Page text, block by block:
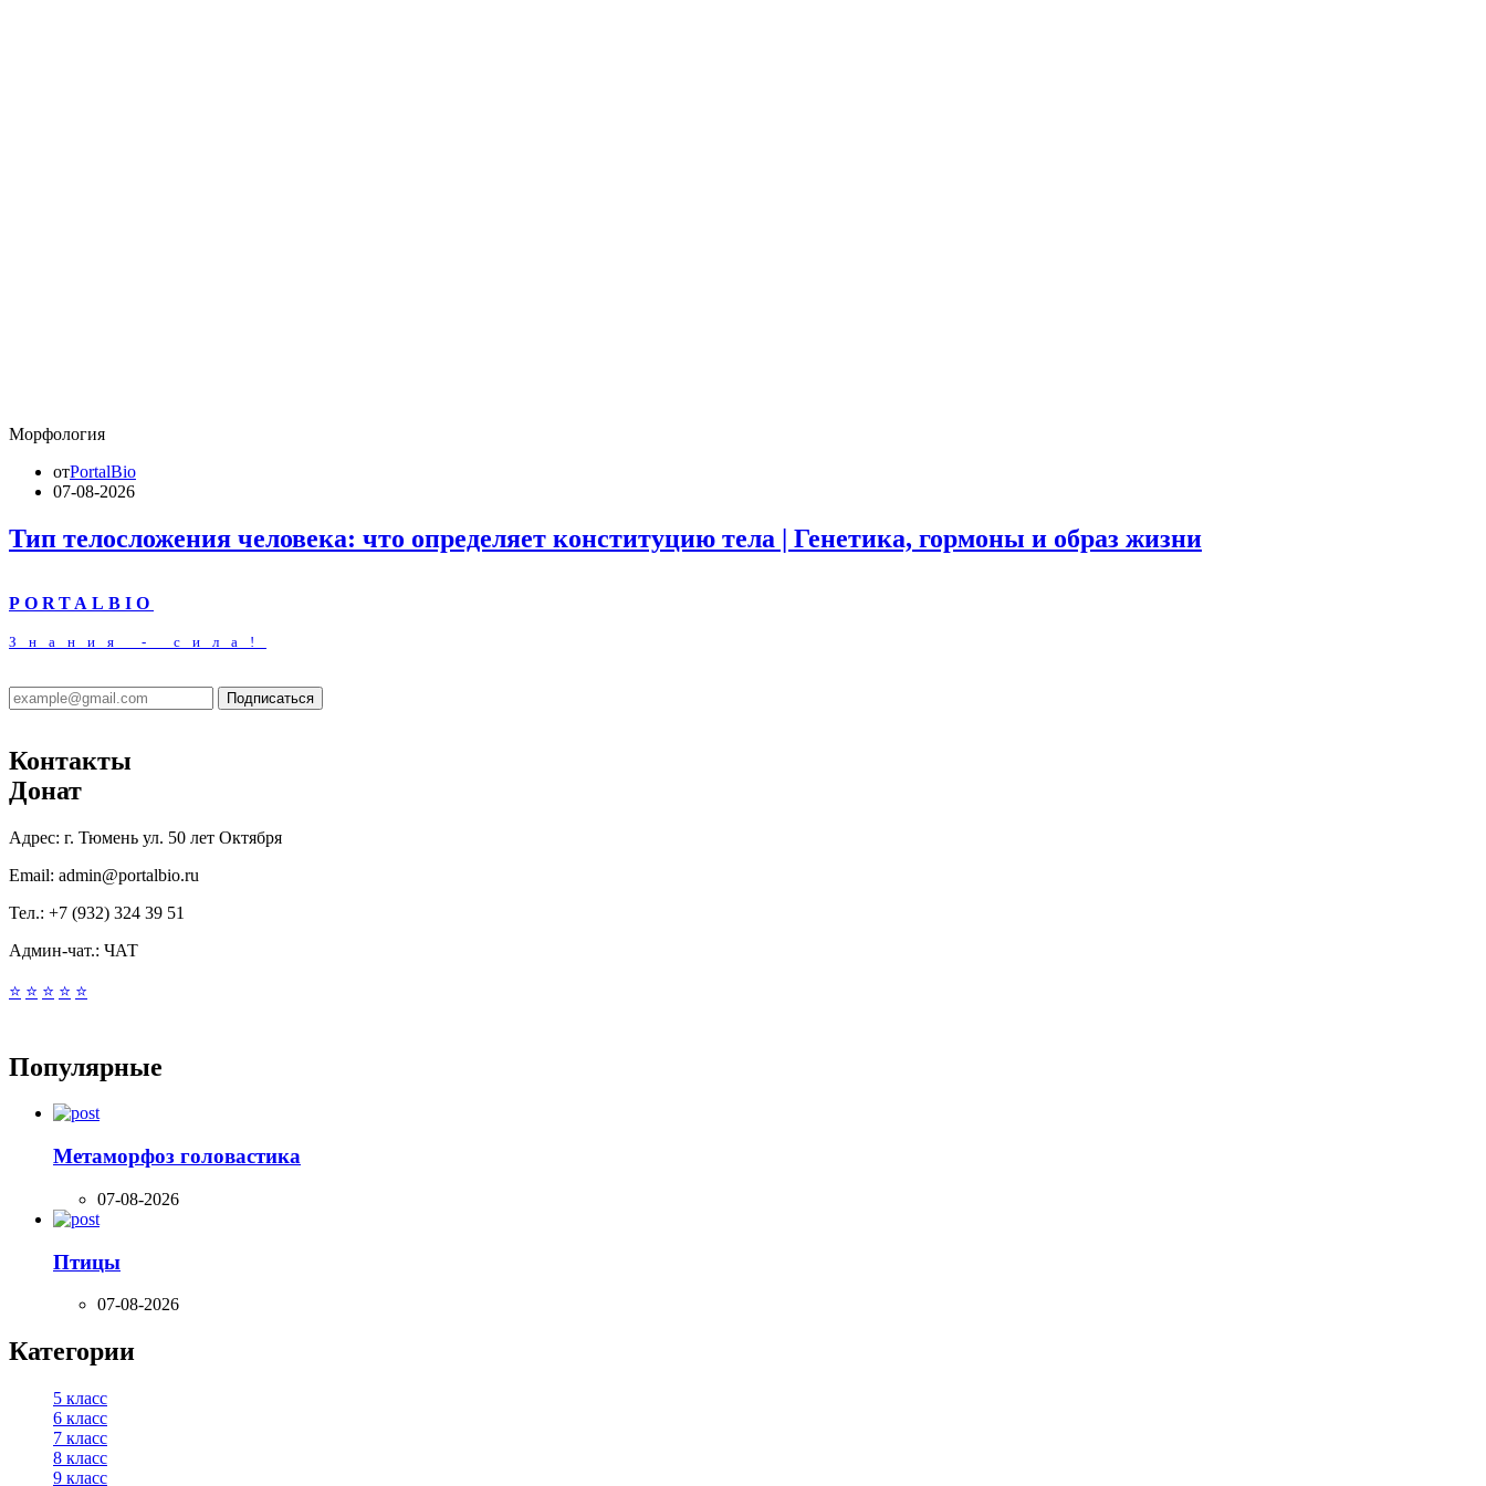
Морфология
отPortalBio
07-08-2026
Тип телосложения человека: что определяет конституцию тела | Генетика, гормоны и образ жизни
PORTALBIO
Знания - сила!
Подписаться
Контакты
Донат
Адрес: г. Тюмень ул. 50 лет Октября
Email: admin@portalbio.ru
Тел.: +7 (932) 324 39 51
Админ-чат.: ЧАТ
⭐ ⭐ ⭐ ⭐ ⭐
Популярные
Метаморфоз головастика
07-08-2026
Птицы
07-08-2026
Категории
5 класс
6 класс
7 класс
8 класс
9 класс